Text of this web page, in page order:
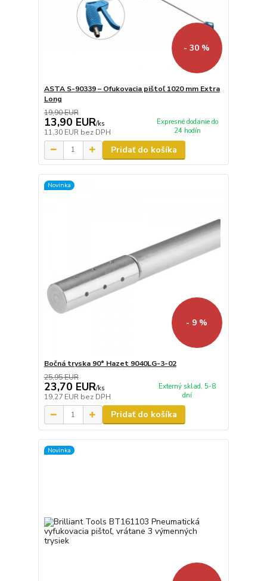
- 30 %
ASTA S-90339 – Ofukovacia pištoľ 1020 mm Extra
Long
19,90 EUR
13,90 EUR/ks
11,30 EUR bez DPH
Expresné dodanie do
24 hodín
Pridať do košíka
Novinka
- 9 %
Bočná tryska 90° Hazet 9040LG-3-02
25,95 EUR
23,70 EUR/ks
19,27 EUR bez DPH
Externý sklad, 5-8
dní
Pridať do košíka
Novinka